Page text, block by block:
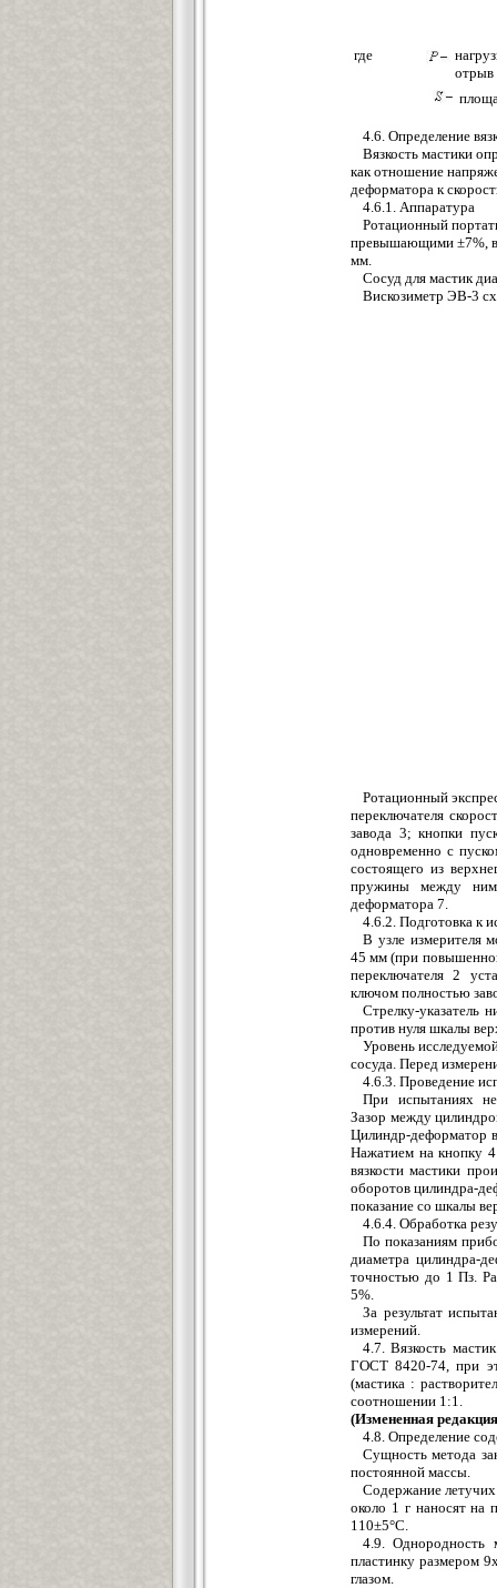
где
отрыв
4.6. Определение
Вязкость мастики
как отношение
деформатора к
4.6.1. Аппаратура
Ротационный
превышающими ±7%, в
мм.
Сосуд для мастик
Вискозиметр ЭВ-3
Ротационный
переключателя
завода 3; кнопки
одновременно с
состоящего из
пружины между
деформатора 7.
4.6.2. Подготовка к
В узле измерителя
45 мм (при
переключателя 2
ключом полностью
Стрелку-указатель
против нуля шкалы
Уровень
сосуда. Перед
4.6.3. Проведение
При испытаниях
Зазор между
Цилиндр-деформатор
Нажатием на кнопку
вязкости мастики
оборотов цилиндра-
показание со шкалы
4.6.4. Обработка
По показаниям
диаметра цилиндра-
точностью до 1 Пз.
5%.
За результат
измерений.
4.7. Вязкость
ГОСТ 8420-74, при
(мастика :
соотношении 1:1.
(Измененная
4.8. Определение
Сущность метода
постоянной массы.
Содержание
около 1 г наносят на
110±5°С.
4.9. Однородность
пластинку размером
глазом.